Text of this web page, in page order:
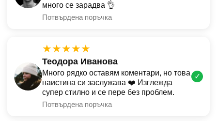
много се зарадва 👌
Потвърдена поръчка
★★★★★
Теодора Иванова
Много рядко оставям коментари, но това
наистина си заслужава ❤️ Изглежда
супер стилно и се пере без проблем.
Потвърдена поръчка
✓